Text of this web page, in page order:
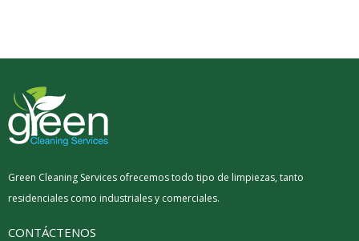
Green Cleaning Services ofrecemos todo tipo de limpiezas, tanto
residenciales como industriales y comerciales.
CONTÁCTENOS